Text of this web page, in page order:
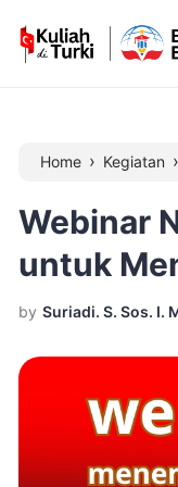
Home › Kegiatan ›
Webinar
untuk
by Suriadi. S. Sos. I.